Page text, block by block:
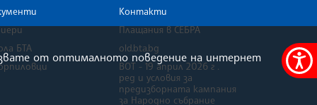
Меню
БТА
Контакти
Плащания в СЕБРА
old.bta.bg
ВОТ - 19 април 2026 г .
ред и условия за
предизборната кампания
за Народно събрание
от оптималното поведение на интернет